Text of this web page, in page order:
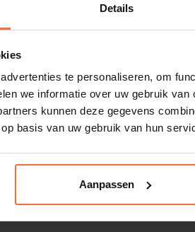
Details
te personaliseren, om
we informatie over uw gebruik
kunnen deze gegevens
basis van uw gebruik van hun
Aanpassen